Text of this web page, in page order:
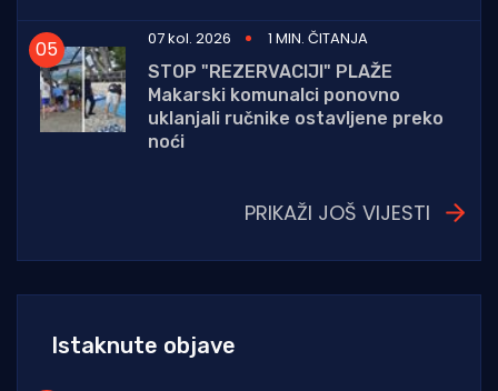
07 kol. 2026
1 MIN. ČITANJA
STOP "REZERVACIJI" PLAŽE
Makarski komunalci ponovno
uklanjali ručnike ostavljene preko
noći
PRIKAŽI JOŠ VIJESTI
Istaknute objave